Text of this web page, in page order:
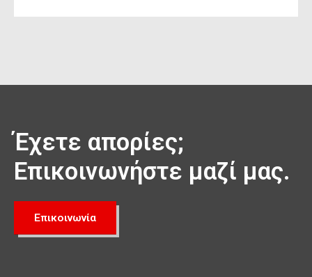
Έχετε απορίες;
Επικοινωνήστε μαζί μας.
Επικοινωνία